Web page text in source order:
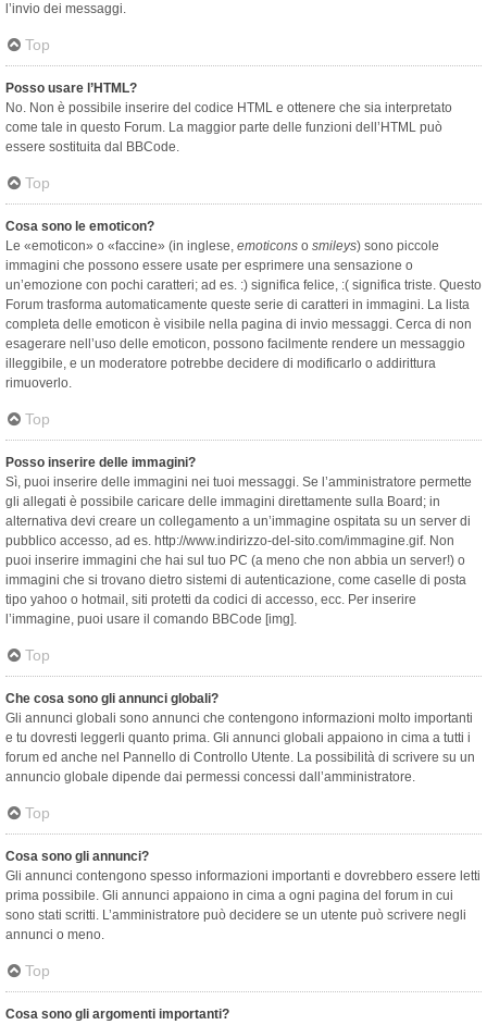
l’invio dei messaggi.
Top
Posso usare l’HTML?
No. Non è possibile inserire del codice HTML e ottenere che sia interpretato
come tale in questo Forum. La maggior parte delle funzioni dell’HTML può
essere sostituita dal BBCode.
Top
Cosa sono le emoticon?
Le «emoticon» o «faccine» (in inglese, emoticons o smileys) sono piccole
immagini che possono essere usate per esprimere una sensazione o
un’emozione con pochi caratteri; ad es. :) significa felice, :( significa triste. Questo
Forum trasforma automaticamente queste serie di caratteri in immagini. La lista
completa delle emoticon è visibile nella pagina di invio messaggi. Cerca di non
esagerare nell’uso delle emoticon, possono facilmente rendere un messaggio
illeggibile, e un moderatore potrebbe decidere di modificarlo o addirittura
rimuoverlo.
Top
Posso inserire delle immagini?
Sì, puoi inserire delle immagini nei tuoi messaggi. Se l’amministratore permette
gli allegati è possibile caricare delle immagini direttamente sulla Board; in
alternativa devi creare un collegamento a un’immagine ospitata su un server di
pubblico accesso, ad es. http://www.indirizzo-del-sito.com/immagine.gif. Non
puoi inserire immagini che hai sul tuo PC (a meno che non abbia un server!) o
immagini che si trovano dietro sistemi di autenticazione, come caselle di posta
tipo yahoo o hotmail, siti protetti da codici di accesso, ecc. Per inserire
l’immagine, puoi usare il comando BBCode [img].
Top
Che cosa sono gli annunci globali?
Gli annunci globali sono annunci che contengono informazioni molto importanti
e tu dovresti leggerli quanto prima. Gli annunci globali appaiono in cima a tutti i
forum ed anche nel Pannello di Controllo Utente. La possibilità di scrivere su un
annuncio globale dipende dai permessi concessi dall’amministratore.
Top
Cosa sono gli annunci?
Gli annunci contengono spesso informazioni importanti e dovrebbero essere letti
prima possibile. Gli annunci appaiono in cima a ogni pagina del forum in cui
sono stati scritti. L’amministratore può decidere se un utente può scrivere negli
annunci o meno.
Top
Cosa sono gli argomenti importanti?